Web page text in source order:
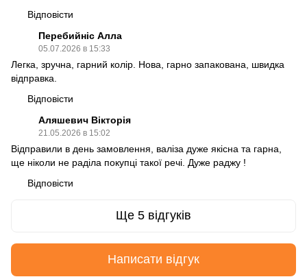
Відповісти
Перебийніс Алла
05.07.2026 в 15:33
Легка, зручна, гарний колір. Нова, гарно запакована, швидка
відправка.
Відповісти
Аляшевич Вікторія
21.05.2026 в 15:02
Відправили в день замовлення, валіза дуже якісна та гарна,
ще ніколи не раділа покупці такої речі. Дуже раджу !
Відповісти
Ще 5 відгуків
Написати відгук